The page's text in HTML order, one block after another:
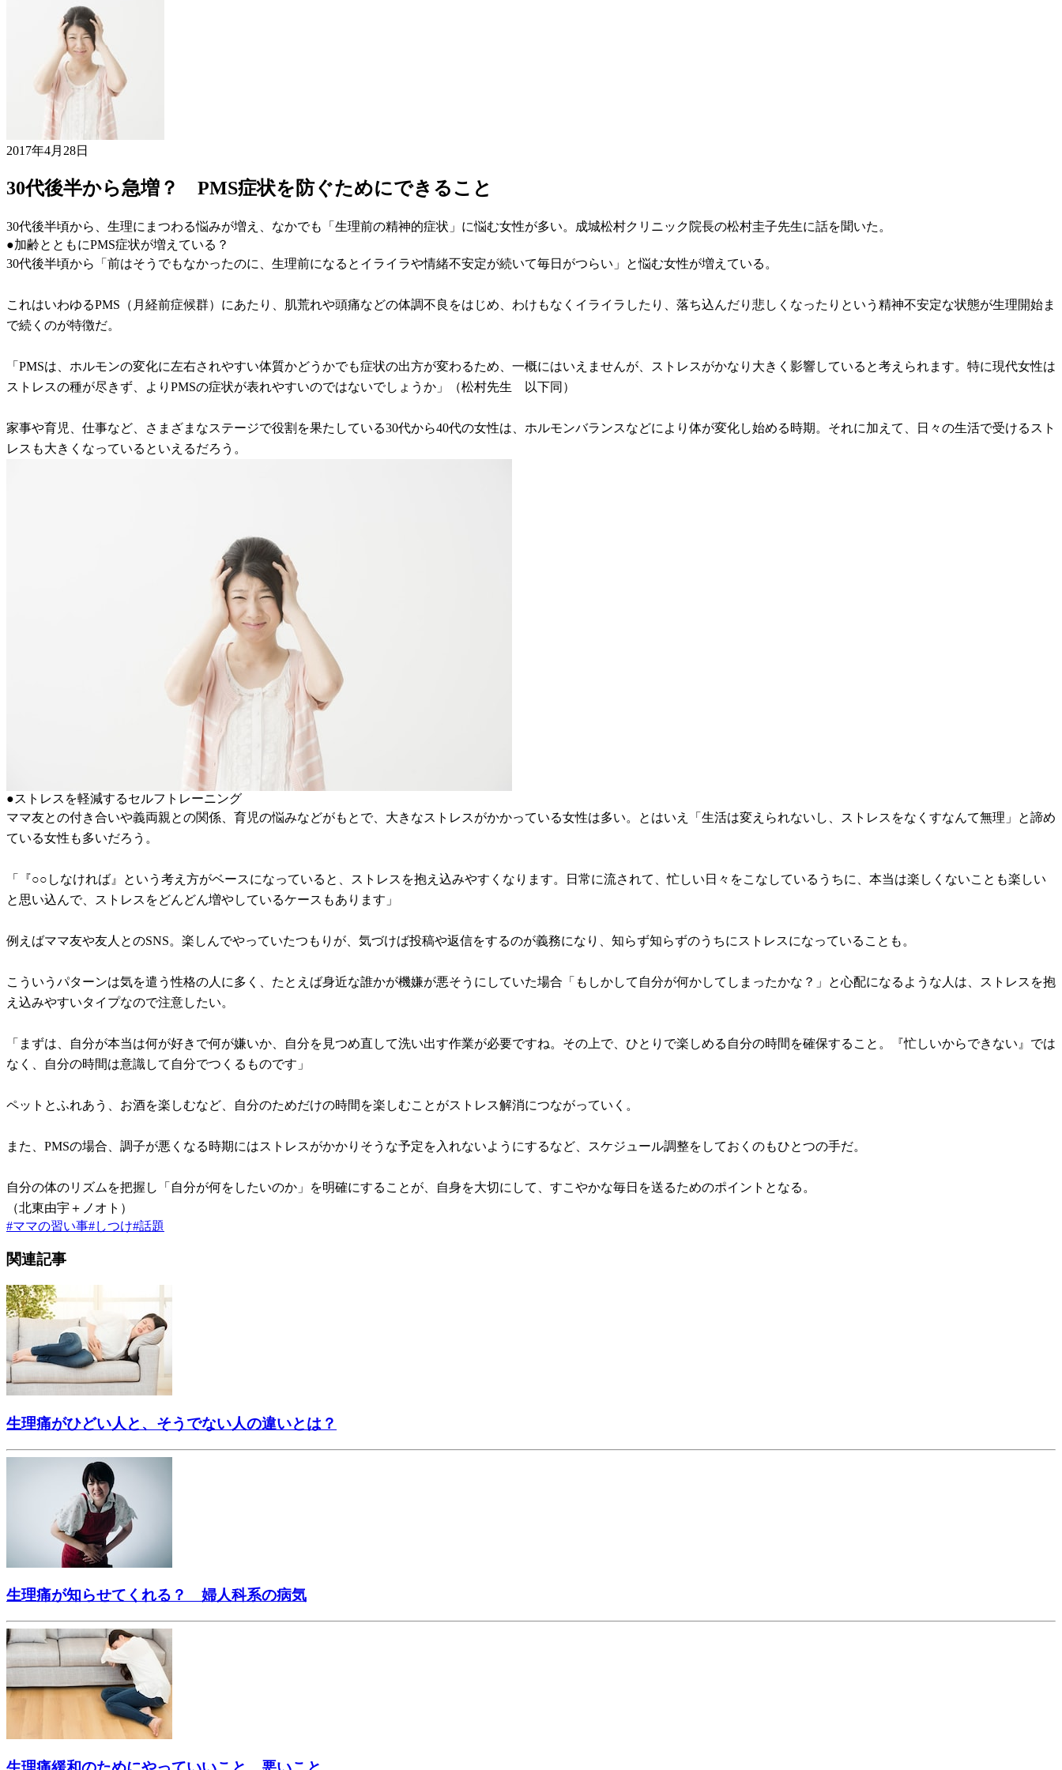
2017年4月28日
30代後半から急増？ PMS症状を防ぐためにできること
30代後半頃から、生理にまつわる悩みが増え、なかでも「生理前の精神的症状」に悩む女性が多い。成城松村クリニック院長の松村圭子先生に話を聞いた。
●加齢とともにPMS症状が増えている？
30代後半頃から「前はそうでもなかったのに、生理前になるとイライラや情緒不安定が続いて毎日がつらい」と悩む女性が増えている。
これはいわゆるPMS（月経前症候群）にあたり、肌荒れや頭痛などの体調不良をはじめ、わけもなくイライラしたり、落ち込んだり悲しくなったりという精神不安定な状態が生理開始ま
で続くのが特徴だ。
「PMSは、ホルモンの変化に左右されやすい体質かどうかでも症状の出方が変わるため、一概にはいえませんが、ストレスがかなり大きく影響していると考えられます。特に現代女性は
ストレスの種が尽きず、よりPMSの症状が表れやすいのではないでしょうか」（松村先生 以下同）
家事や育児、仕事など、さまざまなステージで役割を果たしている30代から40代の女性は、ホルモンバランスなどにより体が変化し始める時期。それに加えて、日々の生活で受けるスト
レスも大きくなっているといえるだろう。
●ストレスを軽減するセルフトレーニング
ママ友との付き合いや義両親との関係、育児の悩みなどがもとで、大きなストレスがかかっている女性は多い。とはいえ「生活は変えられないし、ストレスをなくすなんて無理」と諦め
ている女性も多いだろう。
「『○○しなければ』という考え方がベースになっていると、ストレスを抱え込みやすくなります。日常に流されて、忙しい日々をこなしているうちに、本当は楽しくないことも楽しい
と思い込んで、ストレスをどんどん増やしているケースもあります」
例えばママ友や友人とのSNS。楽しんでやっていたつもりが、気づけば投稿や返信をするのが義務になり、知らず知らずのうちにストレスになっていることも。
こういうパターンは気を遣う性格の人に多く、たとえば身近な誰かが機嫌が悪そうにしていた場合「もしかして自分が何かしてしまったかな？」と心配になるような人は、ストレスを抱
え込みやすいタイプなので注意したい。
「まずは、自分が本当は何が好きで何が嫌いか、自分を見つめ直して洗い出す作業が必要ですね。その上で、ひとりで楽しめる自分の時間を確保すること。『忙しいからできない』では
なく、自分の時間は意識して自分でつくるものです」
ペットとふれあう、お酒を楽しむなど、自分のためだけの時間を楽しむことがストレス解消につながっていく。
また、PMSの場合、調子が悪くなる時期にはストレスがかかりそうな予定を入れないようにするなど、スケジュール調整をしておくのもひとつの手だ。
自分の体のリズムを把握し「自分が何をしたいのか」を明確にすることが、自身を大切にして、すこやかな毎日を送るためのポイントとなる。
（北東由宇＋ノオト）
#ママの習い事#しつけ#話題
関連記事
生理痛がひどい人と、そうでない人の違いとは？
生理痛が知らせてくれる？ 婦人科系の病気